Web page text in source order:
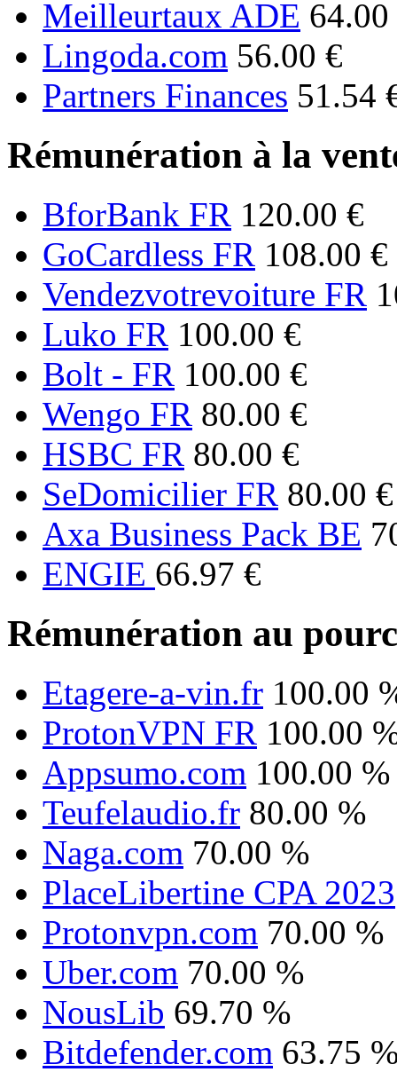
Meilleurtaux ADE 64.00
Lingoda.com 56.00 €
Partners Finances 51.54
Rémunération à la
BforBank FR 120.00 €
GoCardless FR 108.00 €
Vendezvotrevoiture FR
Luko FR 100.00 €
Bolt - FR 100.00 €
Wengo FR 80.00 €
HSBC FR 80.00 €
SeDomicilier FR 80.00 €
Axa Business Pack BE
ENGIE 66.97 €
Rémunération au
Etagere-a-vin.fr 100.00
ProtonVPN FR 100.00
Appsumo.com 100.00 %
Teufelaudio.fr 80.00 %
Naga.com 70.00 %
PlaceLibertine CPA 2023
Protonvpn.com 70.00 %
Uber.com 70.00 %
NousLib 69.70 %
Bitdefender.com 63.75